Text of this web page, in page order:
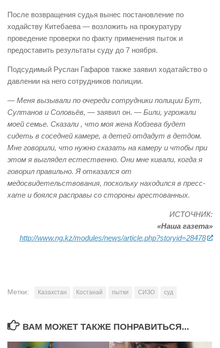
После возвращения судья вынес постановление по
ходайству Китебаева — возложить на прокуратуру
проведение проверки по факту применения пыток и
предоставить результаты суду до 7 ноября.
Подсудимый Руслан Гафаров также заявил ходатайство о
давлении на него сотрудников полиции.
— Меня вызывали по очереди сотрудники полиции Бут,
Султанов и Соловьёв, — заявил он. — Били, угрожали
моей семье. Сказали , что моя жена Кобзева будет
сидеть в соседней камере, а детей отдадут в детдом.
Мне говорили, что нужно сказать на камеру и чтобы при
этом я выглядел естественно. Они мне кивали, когда я
говорил правильно. Я отказался от
медосвидетельствования, поскольку находился в пресс-
хате и боялся расправы со стороны арестованных.
ИСТОЧНИК:
«Наша газета»
http://www.ng.kz/modules/news/article.php?storyid=28478
Метки: Казахстан Костанай пытки СИЗО суд
ВАМ МОЖЕТ ТАКЖЕ ПОНРАВИТЬСЯ...